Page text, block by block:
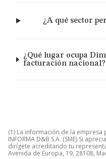
¿A qué sector
¿Qué lugar ocupa
facturación nacional?
(1) La información de la
INFORMA D&B S.A. (SME) Si
dirígete acreditando tu
Avenida de Europa, 19, 28108,